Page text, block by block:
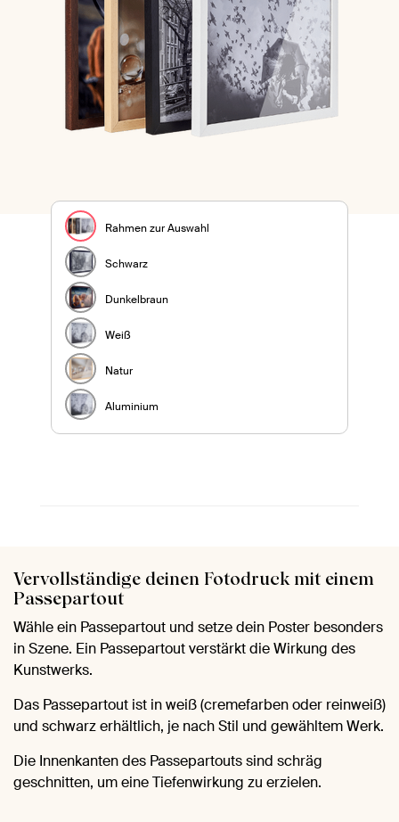
Rahmen zur Auswahl
Schwarz
Dunkelbraun
Weiß
Natur
Aluminium
Vervollständige deinen Fotodruck mit einem
Passepartout
Wähle ein Passepartout und setze dein Poster besonders
in Szene. Ein Passepartout verstärkt die Wirkung des
Kunstwerks.
Das Passepartout ist in weiß (cremefarben oder reinweiß)
und schwarz erhältlich, je nach Stil und gewähltem Werk.
Die Innenkanten des Passepartouts sind schräg
geschnitten, um eine Tiefenwirkung zu erzielen.